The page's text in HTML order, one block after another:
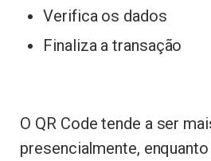
Verifica os dados
Finaliza a transação
O QR Code tende a ser
presencialmente,